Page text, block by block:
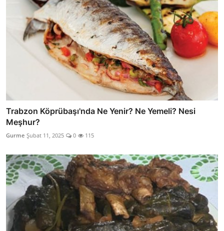
Trabzon Köprübaşı'nda Ne Yenir? Ne Yemeli? Nesi
Meşhur?
Gurme Şubat 11, 2025 0 115